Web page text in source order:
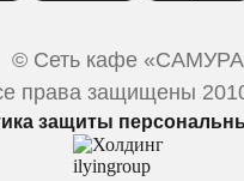
© Сеть кафе
права защищены
защиты